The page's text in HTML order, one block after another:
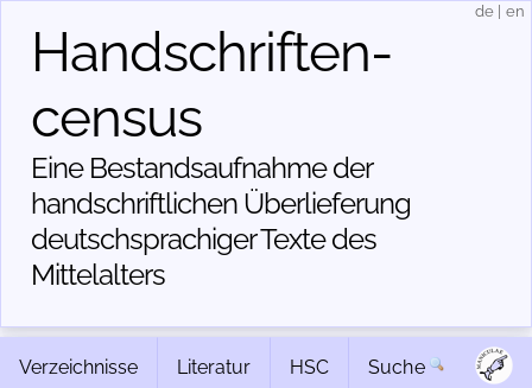
Handschriften­
census
Eine Bestandsaufnahme der
handschriftlichen Über­lieferung
deutschsprachiger Texte des
Mittelalters
de en
Verzeichnisse Literatur HSC Suche